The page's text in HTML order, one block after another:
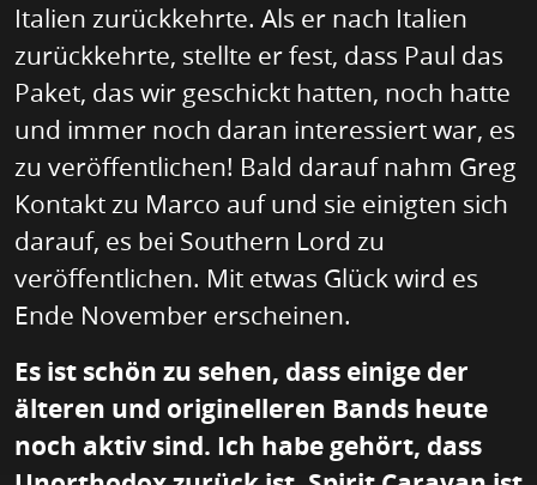
Italien zurückkehrte. Als er nach Italien
zurückkehrte, stellte er fest, dass Paul das
Paket, das wir geschickt hatten, noch hatte
und immer noch daran interessiert war, es
zu veröffentlichen! Bald darauf nahm Greg
Kontakt zu Marco auf und sie einigten sich
darauf, es bei Southern Lord zu
veröffentlichen. Mit etwas Glück wird es
Ende November erscheinen.
Es ist schön zu sehen, dass einige der
älteren und originelleren Bands heute
noch aktiv sind. Ich habe gehört, dass